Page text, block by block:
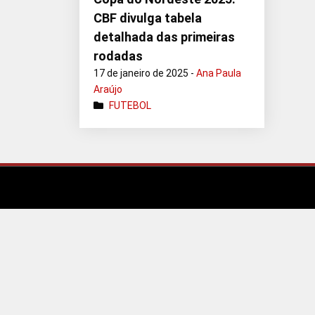
CBF divulga tabela
detalhada das primeiras
rodadas
17 de janeiro de 2025 -Ana Paula
Araújo
FUTEBOL